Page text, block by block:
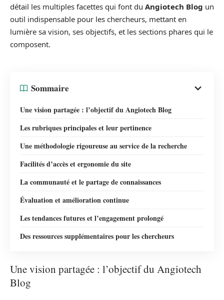
détail les multiples facettes qui font du Angiotech Blog un
outil indispensable pour les chercheurs, mettant en
lumière sa vision, ses objectifs, et les sections phares qui le
composent.
Sommaire
Une vision partagée : l’objectif du Angiotech Blog
Les rubriques principales et leur pertinence
Une méthodologie rigoureuse au service de la recherche
Facilités d’accès et ergonomie du site
La communauté et le partage de connaissances
Évaluation et amélioration continue
Les tendances futures et l’engagement prolongé
Des ressources supplémentaires pour les chercheurs
Une vision partagée : l’objectif du Angiotech
Blog